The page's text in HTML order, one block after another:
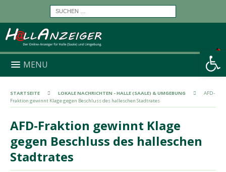
Werkzeugleiste öffnen
MENU
STARTSEITE LOKALE NACHRICHTEN - HALLE (SAALE) & UMGEBUNG
AFD-
Fraktion gewinnt Klage gegen Beschluss des halleschen Stadtrates
AFD-Fraktion gewinnt Klage
gegen Beschluss des halleschen
Stadtrates